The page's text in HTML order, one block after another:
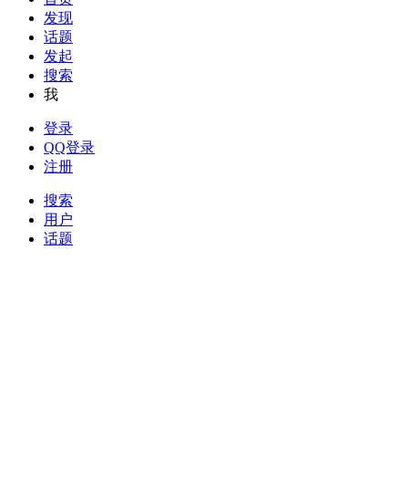
发现
话题
发起
搜索
我
登录
QQ登录
注册
搜索
用户
话题